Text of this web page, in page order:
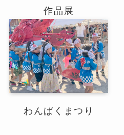
作品展
わんぱくまつり